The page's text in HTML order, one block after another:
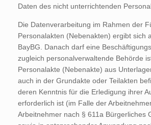
Daten des nicht unterrichtenden
Die Datenverarbeitung im Rahmen der
Personalakten (Nebenakten) ergibt sich
BayBG. Danach darf eine
zugleich personalverwaltende Behörde
Personalakte (Nebenakte) aus
auch in der Grundakte oder Teilakten
deren Kenntnis für die Erledigung ihrer
erforderlich ist (im Falle der
Arbeitnehmer nach § 611a Bürgerliches